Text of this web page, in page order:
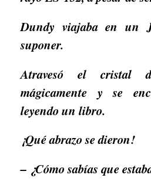
Dundy viajaba en un
suponer.
Atravesó el cristal
mágicamente y se
leyendo un libro.
¡Qué abrazo se dieron!
– ¿Cómo sabías que